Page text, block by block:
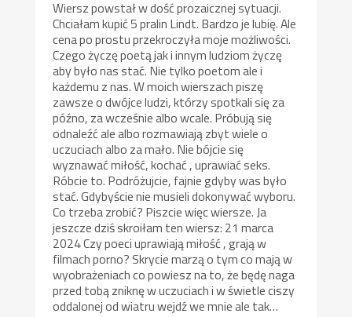
Wiersz powstał w dość prozaicznej sytuacji.
Chciałam kupić 5 pralin Lindt. Bardzo je lubię. Ale
cena po prostu przekroczyła moje możliwości.
Czego życzę poetą jak i innym ludziom życzę
aby było nas stać. Nie tylko poetom ale i
każdemu z nas. W moich wierszach piszę
zawsze o dwójce ludzi, którzy spotkali się za
późno, za wcześnie albo wcale. Próbują się
odnaleźć ale albo rozmawiają zbyt wiele o
uczuciach albo za mało. Nie bójcie się
wyznawać miłość, kochać , uprawiać seks.
Róbcie to. Podróżujcie, fajnie gdyby was było
stać. Gdybyście nie musieli dokonywać wyboru.
Co trzeba zrobić? Piszcie więc wiersze. Ja
jeszcze dziś skroiłam ten wiersz: 21 marca
2024 Czy poeci uprawiają miłość , grają w
filmach porno? Skrycie marzą o tym co mają w
wyobrażeniach co powiesz na to, że będę naga
przed tobą zniknę w uczuciach i w świetle ciszy
oddalonej od wiatru wejdź we mnie ale tak…